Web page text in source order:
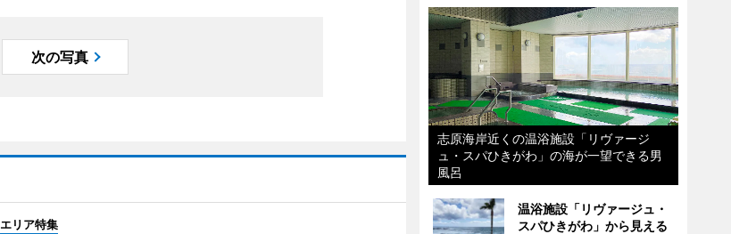
次の写真
エリア特集
志原海岸近くの温浴施設「リヴァージ
ュ・スパひきがわ」の海が一望できる男
風呂
温浴施設「リヴァージュ・
スパひきがわ」から見える